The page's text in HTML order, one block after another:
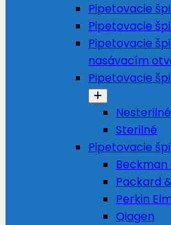
Pipetovacie
Pipetovacie
Pipetovacie
nasávacím
Pipetovacie
Nesterilné
Sterilné
Pipetovacie
Packard
Perkin
Qiagen